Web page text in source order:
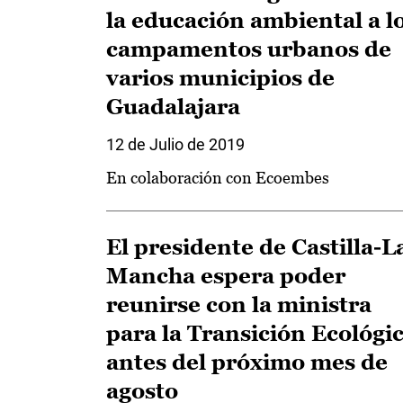
la educación ambiental a
campamentos urbanos de
varios municipios de
Guadalajara
12 de Julio de 2019
En colaboración con Ecoembes
El presidente de Castilla-
Mancha espera poder
reunirse con la ministra
para la Transición
antes del próximo mes de
agosto